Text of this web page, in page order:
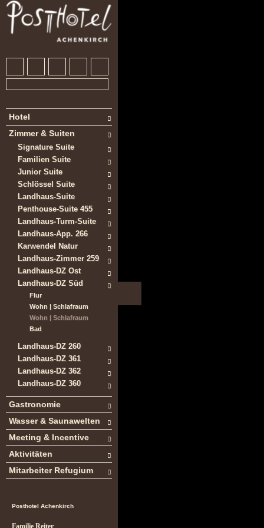
Hotel
Zimmer & Suiten
Signature Suite
Familien Suite
Junior Suite
Schlössel Suite
Landhaus-Suite
Penthouse-Suite 455
Landhaus-Turm-Suite
Landhaus-App. 266
Karwendel Natur
Landhaus-Zimmer 259
Landhaus-DZ Ost
Landhaus-DZ Süd
Flur
Wohn | Schlafraum
Wohn | Schlafraum
Bad
Landhaus-DZ 260
Landhaus-DZ 361
Landhaus-DZ 362
Landhaus-DZ 360
Gastronomie
Wasser & Saunawelten
Meeting & Incentive
Aktivitäten
Mitarbeiter Refugium
Posthotel Achenkirch